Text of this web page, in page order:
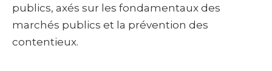
publics, axés sur les fondamentaux des
marchés publics et la prévention des
contentieux.